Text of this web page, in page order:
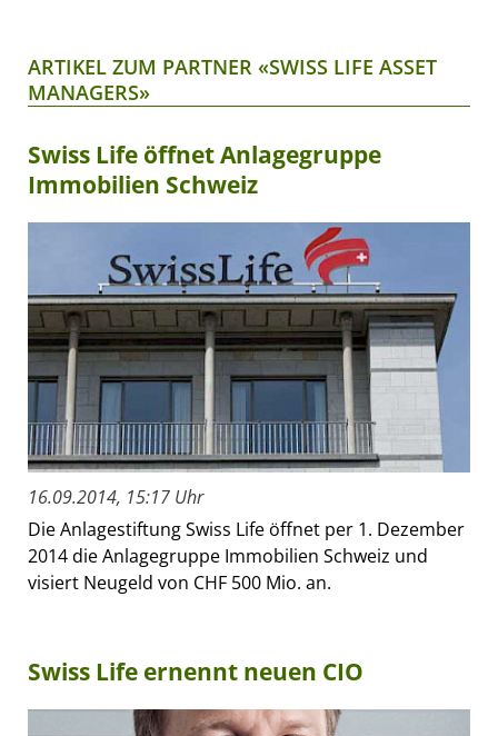
ARTIKEL ZUM PARTNER «SWISS LIFE ASSET
MANAGERS»
Swiss Life öffnet Anlagegruppe
Immobilien Schweiz
16.09.2014, 15:17 Uhr
Die Anlagestiftung Swiss Life öffnet per 1. Dezember
2014 die Anlagegruppe Immobilien Schweiz und
visiert Neugeld von CHF 500 Mio. an.
Swiss Life ernennt neuen CIO